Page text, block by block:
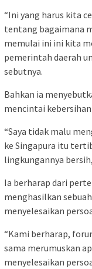
“Ini yang harus kita
tentang bagaimana
memulai ini ini kita
pemerintah daerah
sebutnya.
Bahkan ia
mencintai
“Saya tidak malu
ke Singapura itu
lingkungannya
Ia berharap dari
menghasilkan
menyelesaikan
“Kami berharap,
sama merumuskan
menyelesaikan